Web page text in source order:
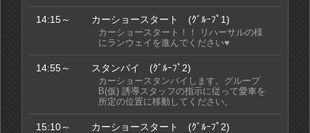
14:15～ カーショースタート (ｸﾞﾙｰﾌﾟ1)
カーショースタート！！ リハーサルの様
にランウェイを進んでください♥
14:55～ スタンバイ (ｸﾞﾙｰﾌﾟ2)
カーショースタンバイします。グループ
B(仮) 誘導スタッフの指示に従って愛車を
所定の位置に移動してください。
15:10～ カーショースタート (ｸﾞﾙｰﾌﾟ2)